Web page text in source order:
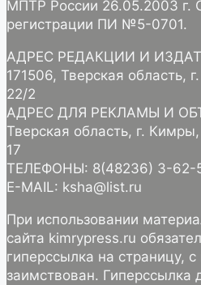
МПТР России 26.05.2003 г.
регистрации ПИ №5-0701.
АДРЕС РЕДАКЦИИ И
171506, Тверская область,
22/2
АДРЕС ДЛЯ РЕКЛАМЫ И
Тверская область, г.
17
ТЕЛЕФОНЫ: 8(48236) 3-62-
E-MAIL: ksha@list.ru
При использовании
сайта kimrypress.ru
гиперссылка на страницу,
заимствован.